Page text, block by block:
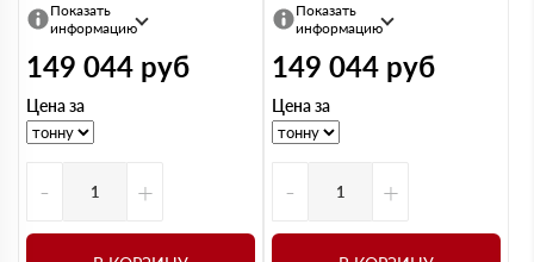
Показать
информацию
149 044 руб
Цена за
- +
Показать
информацию
149 044 руб
Цена за
- +